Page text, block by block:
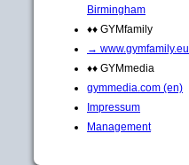
Birmingham
♦♦ GYMfamily
→ www.gymfamily.eu
♦♦ GYMmedia
gymmedia.com (en)
Impressum
Management